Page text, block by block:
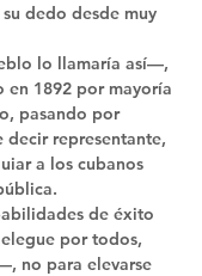
dedo desde muy
lo llamaría así—,
en 1892 por mayoría
pasando por
representante,
a los cubanos
de éxito
por todos,
no para elevarse